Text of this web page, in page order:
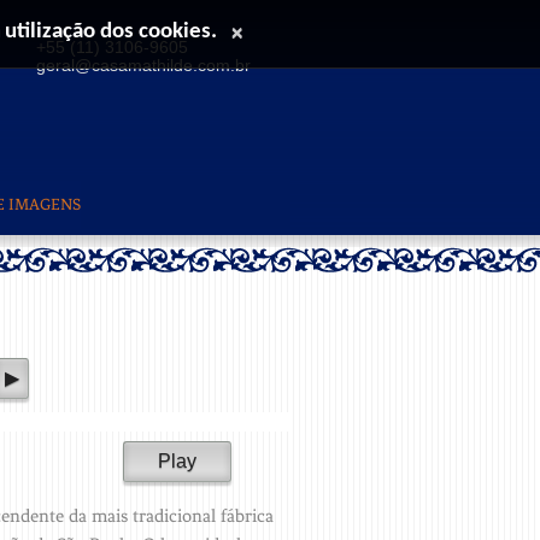
+55 (11) 3106-9605
geral@casamathilde.com.br
IMAGENS
da mais tradicional fábrica
dos cookies. ×